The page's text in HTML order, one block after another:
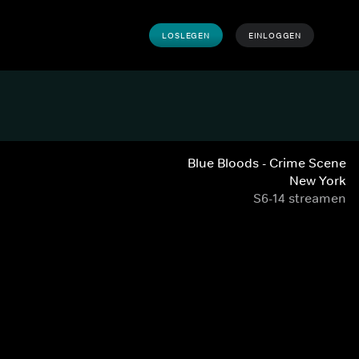
LOSLEGEN EINLOGGEN
Blue Bloods - Crime Scene
New York
S6-14 streamen